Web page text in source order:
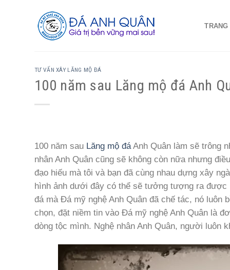
TRANG
TƯ VẤN XÂY LĂNG MỘ ĐÁ
100 năm sau Lăng mộ đá Anh
100 năm sau Lăng mộ đáAnh Quân làm sẽ trông
nhân Anh Quân cũng sẽ không còn nữa nhưng
đạo hiếu mà tôi và bạn đã cùng nhau dựng xây
hình ảnh dưới đây có thể sẽ tưởng tượng ra
đá mà Đá mỹ nghệ Anh Quân đã chế tác, nó luôn
chọn, đặt niềm tin vào Đá mỹ nghệ Anh Quân là
dòng tộc mình. Nghệ nhân Anh Quân, người luôn